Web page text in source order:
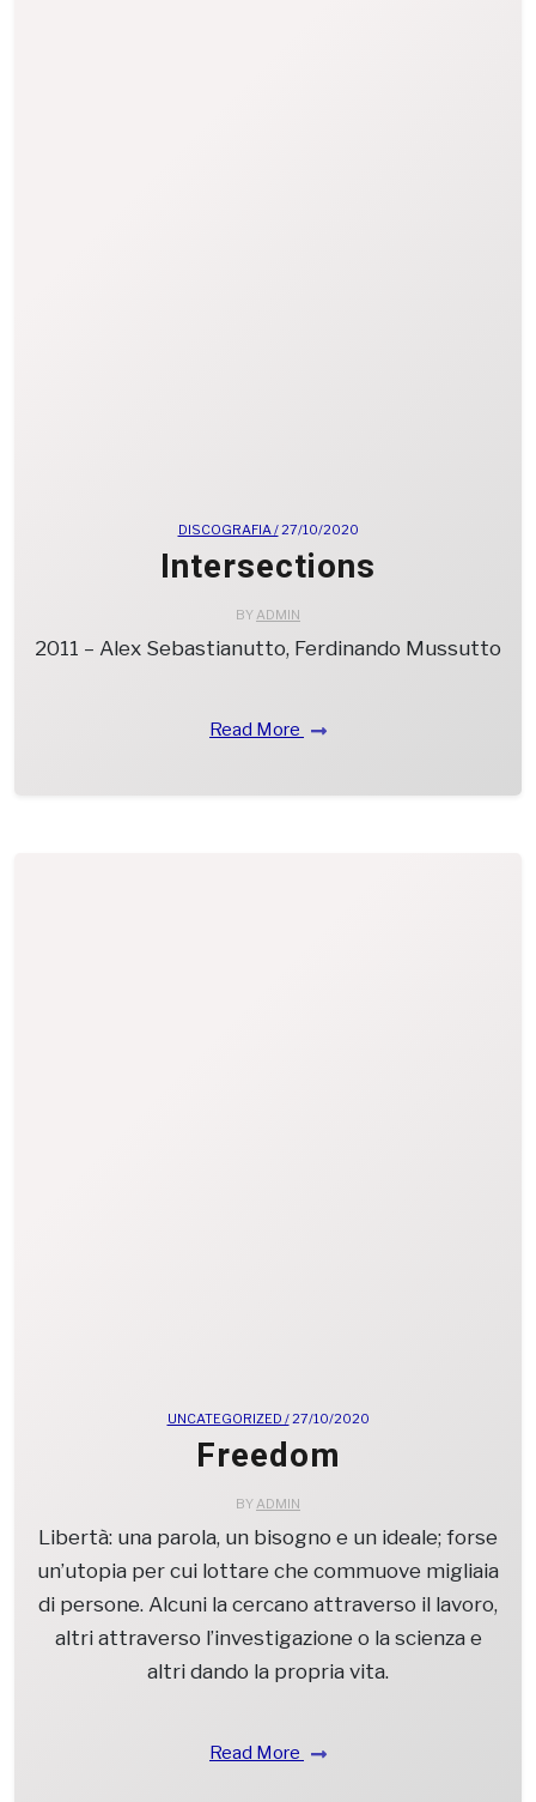
DISCOGRAFIA /27/10/2020
Intersections
BYADMIN
2011 – Alex Sebastianutto, Ferdinando Mussutto
Read More
UNCATEGORIZED /27/10/2020
Freedom
BYADMIN
Libertà: una parola, un bisogno e un ideale; forse
un’utopia per cui lottare che commuove migliaia
di persone. Alcuni la cercano attraverso il lavoro,
altri attraverso l’investigazione o la scienza e
altri dando la propria vita.
Read More